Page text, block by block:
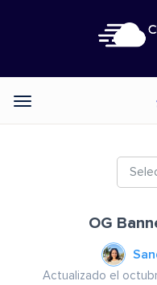
Categories
OG
Actualizado el